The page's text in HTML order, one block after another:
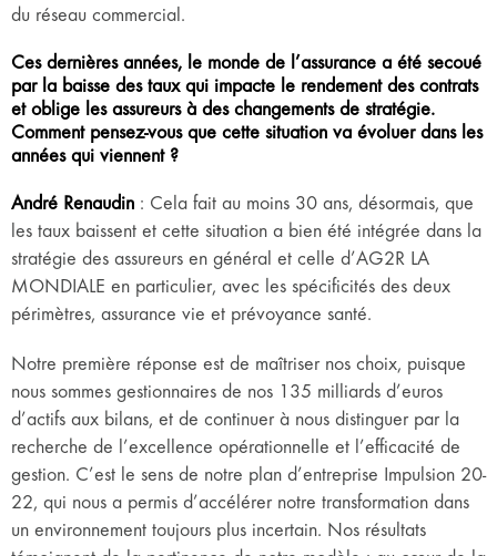
du réseau commercial.
Ces dernières années, le monde de l’assurance a été secoué
par la baisse des taux qui impacte le rendement des contrats
et oblige les assureurs à des changements de stratégie.
Comment pensez-vous que cette situation va évoluer dans les
années qui viennent ?
André Renaudin : Cela fait au moins 30 ans, désormais, que
les taux baissent et cette situation a bien été intégrée dans la
stratégie des assureurs en général et celle d’AG2R LA
MONDIALE en particulier, avec les spécificités des deux
périmètres, assurance vie et prévoyance santé.
Notre première réponse est de maîtriser nos choix, puisque
nous sommes gestionnaires de nos 135 milliards d’euros
d’actifs aux bilans, et de continuer à nous distinguer par la
recherche de l’excellence opérationnelle et l’efficacité de
gestion. C’est le sens de notre plan d’entreprise Impulsion 20-
22, qui nous a permis d’accélérer notre transformation dans
un environnement toujours plus incertain. Nos résultats